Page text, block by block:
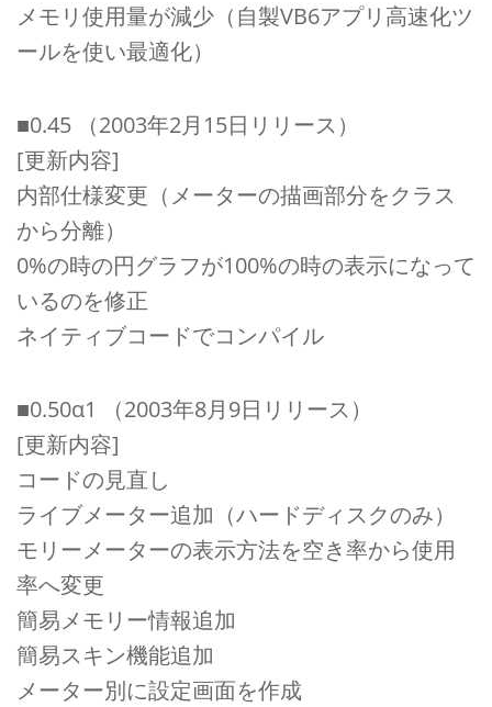
メモリ使用量が減少（自製VB6アプリ高速化ツ
ールを使い最適化）
■0.45 （2003年2月15日リリース）
[更新内容]
内部仕様変更（メーターの描画部分をクラス
から分離）
0%の時の円グラフが100%の時の表示になって
いるのを修正
ネイティブコードでコンパイル
■0.50α1 （2003年8月9日リリース）
[更新内容]
コードの見直し
ライブメーター追加（ハードディスクのみ）
モリーメーターの表示方法を空き率から使用
率へ変更
簡易メモリー情報追加
簡易スキン機能追加
メーター別に設定画面を作成